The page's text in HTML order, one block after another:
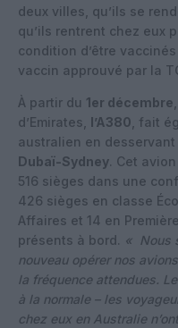
deux villes, qu’ils se
qu’ils rentrent chez eux
condition d’être
vaccin approuvé par la
À partir du 1er décembre
d’Emirates, l’A380 , fait
australien en
Dubaï-Sydney. Cet
516 sièges dans une
426 sièges en classe
Affaires et 14 en
présents à bord. « Nous
nouveau opérer nos
la fréquence attendues.
à la normale – les
chez eux en Australie